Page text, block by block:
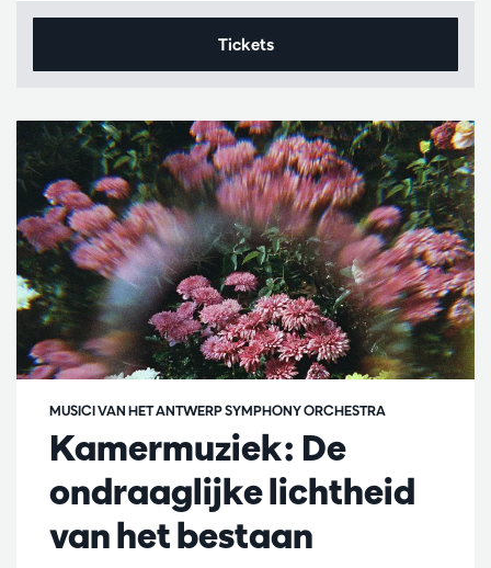
Tickets
Kamermuziek: De
ondraaglijke lichtheid
van het bestaan
MUSICI VAN HET ANTWERP SYMPHONY ORCHESTRA